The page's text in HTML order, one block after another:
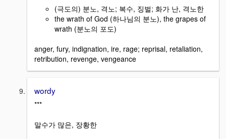
(극도의) 분노, 격노; 복수, 징벌; 화가 난, 격노한
the wrath of God (하나님의 분노), the grapes of
wrath (분노의 포도)
anger, fury, indignation, ire, rage; reprisal, retaliation,
retribution, revenge, vengeance
wordy
***
말수가 많은, 장황한